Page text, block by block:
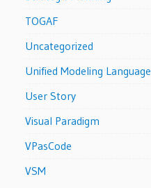
TOGAF
Uncategorized
Unified Modeling Language
User Story
Visual Paradigm
VPasCode
VSM